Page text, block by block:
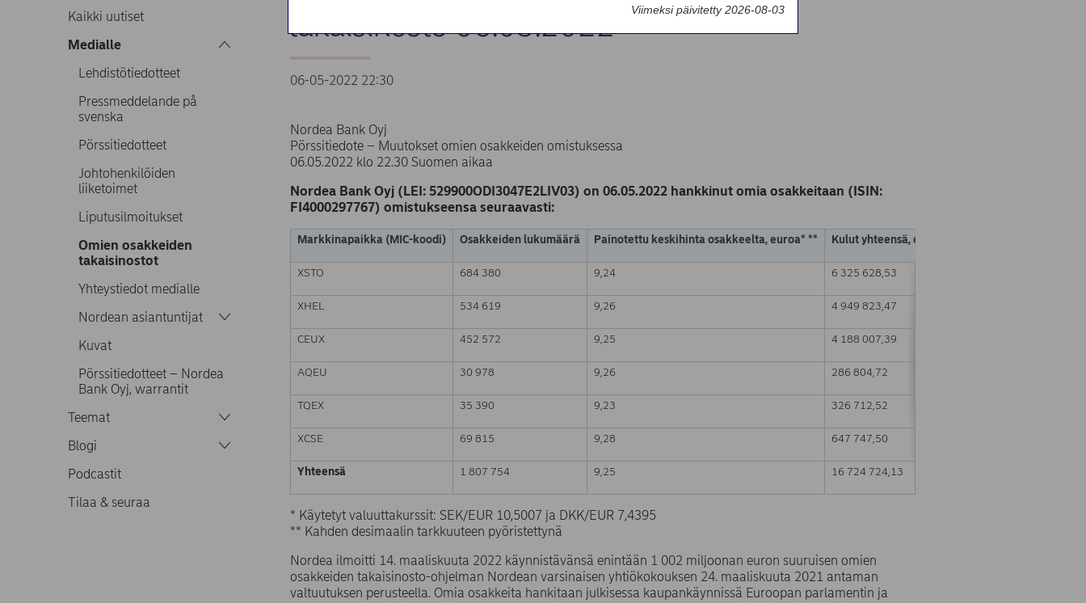
Kaikki uutiset
Medialle
Lehdistötiedotteet
Pressmeddelande på
svenska
Pörssitiedotteet
Johtohenkilöiden
liiketoimet
Liputusilmoitukset
Omien osakkeiden
takaisinostot
Yhteystiedot medialle
Nordean asiantuntijat
Kuvat
Pörssitiedotteet – Nordea
Bank Oyj, warrantit
Teemat
Blogi
Podcastit
Tilaa & seuraa
takaisinosto 06.05.2022
06-05-2022 22:30
Nordea Bank Oyj
Pörssitiedote – Muutokset omien osakkeiden omistuksessa
06.05.2022 klo 22.30 Suomen aikaa
Nordea Bank Oyj (LEI: 529900ODI3047E2LIV03) on 06.05.2022 hankkinut omia osakkeitaan (ISIN:
FI4000297767) omistukseensa seuraavasti:
Markkinapaikka (MIC-koodi) Osakkeiden lukumäärä Painotettu keskihinta osakkeelta, euroa* ** Kulut yhteensä, euroa * **
XSTO 684 380 9,24 6 325 628,53
XHEL 534 619 9,26 4 949 823,47
CEUX 452 572 9,25 4 188 007,39
AQEU 30 978 9,26 286 804,72
TQEX 35 390 9,23 326 712,52
XCSE 69 815 9,28 647 747,50
Yhteensä 1 807 754 9,25 16 724 724,13
* Käytetyt valuuttakurssit: SEK/EUR 10,5007 ja DKK/EUR 7,4395
** Kahden desimaalin tarkkuuteen pyöristettynä
Nordea ilmoitti 14. maaliskuuta 2022 käynnistävänsä enintään 1 002 miljoonan euron suuruisen omien
osakkeiden takaisinosto-ohjelman Nordean varsinaisen yhtiökokouksen 24. maaliskuuta 2021 antaman
valtuutuksen perusteella. Omia osakkeita hankitaan julkisessa kaupankäynnissä Euroopan parlamentin ja
Viimeksi päivitetty 2026-08-03